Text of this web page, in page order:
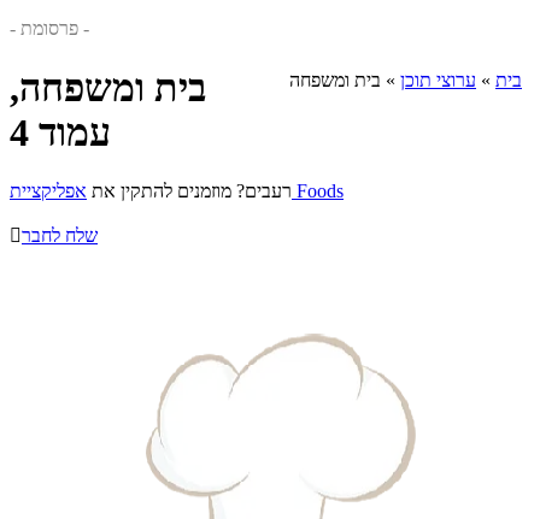
- פרסומת -
בית » ערוצי תוכן » בית ומשפחה
בית ומשפחה,
עמוד 4
רעבים? מוזמנים להתקין את אפליקציית Foods
שלח לחבר